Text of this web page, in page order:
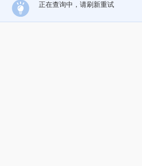
正在查询中，请刷新重试